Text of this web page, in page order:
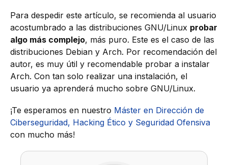
Para despedir este artículo, se recomienda al usuario
acostumbrado a las distribuciones GNU/Linux probar
algo más complejo, más puro. Este es el caso de las
distribuciones Debian y Arch. Por recomendación del
autor, es muy útil y recomendable probar a instalar
Arch. Con tan solo realizar una instalación, el
usuario ya aprenderá mucho sobre GNU/Linux.
¡Te esperamos en nuestro Máster en Dirección de
Ciberseguridad, Hacking Ético y Seguridad Ofensiva
con mucho más!